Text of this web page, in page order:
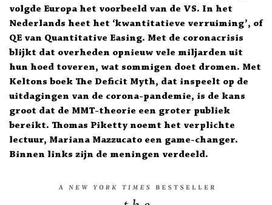
volgde Europa het voorbeeld van de VS. In het
Nederlands heet het ‘kwantitatieve verruiming’, of
QE van Quantitative Easing. Met de coronacrisis
blijkt dat overheden opnieuw vele miljarden uit
hun hoed toveren, wat sommigen doet dromen. Met
Keltons boek The Deficit Myth, dat inspeelt op de
uitdagingen van de corona-pandemie, is de kans
groot dat de MMT-theorie een groter publiek
bereikt. Thomas Piketty noemt het verplichte
lectuur, Mariana Mazzucato een game-changer.
Binnen links zijn de meningen verdeeld.